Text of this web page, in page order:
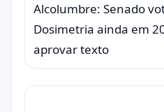
Alcolumbre: Senado
Dosimetria ainda em
aprovar texto